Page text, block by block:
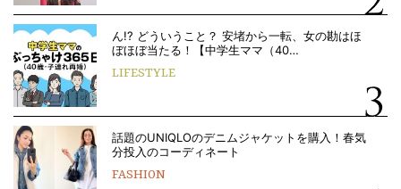
ん!? どういうこと？ 安堵から一転、女の勘はほ
ぼほぼ当たる！【中学生ママ（40…
LIFESTYLE
話題のUNIQLOのデニムジャケットを購入！春気
分投入のコーディネート
FASHION